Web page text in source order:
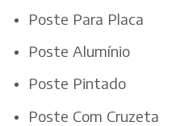
Poste Para Placa
Poste Alumínio
Poste Pintado
Poste Com Cruzeta